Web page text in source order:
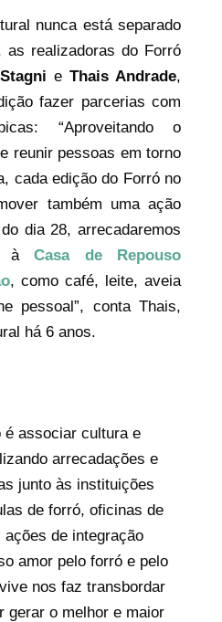
nunca está separado
as realizadoras do Forró
e Thais Andrade,
fazer parcerias com
“Aproveitando o
reunir pessoas em torno
cada edição do Forró no
também uma ação
dia 28, arrecadaremos
àCasa de Repouso
, como café, leite, aveia
pessoal”, conta Thais,
há 6 anos.
é associar cultura e
arrecadações e
junto às instituições
de forró, oficinas de
de integração
amor pelo forró e pelo
nos faz transbordar
gerar o melhor e maior